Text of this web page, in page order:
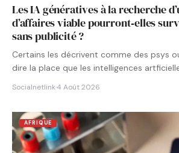
Les IA génératives à la recherche
d’affaires viable pourront‑elles
sans publicité ?
Certains les décrivent comme des psys
dire la place que les intelligences
Socialnetlink·4 Août 2026
AFRIQUE